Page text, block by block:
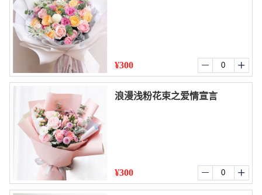
¥300  
浪漫浅粉花束之爱情宣言
¥300  